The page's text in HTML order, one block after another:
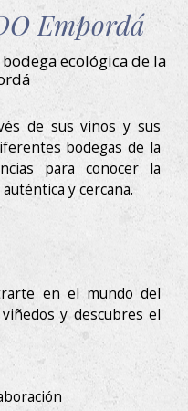
Empordá
ecológica de la
de sus vinos y sus
bodegas de la
para conocer la
y cercana.
en el mundo del
y descubres el
de sus hábitos de
conocer los hábitos
publicidad
del usuario.